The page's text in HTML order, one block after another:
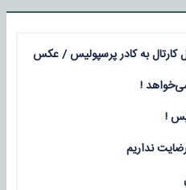
کارتال به کادر پرسپولیس / عکس
!
نداریم